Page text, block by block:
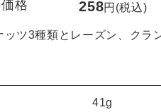
格 258円(税込)
ッツ3種類とレーズン、クラ
41g